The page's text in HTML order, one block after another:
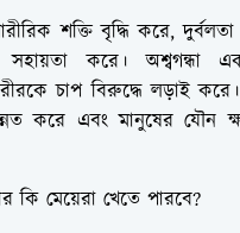
শক্তি বৃদ্ধি করে,
সহায়তা করে। অশ্বগন্ধা
চাপ বিরুদ্ধে লড়াই
করে এবং মানুষের যৌন
কি মেয়েরা খেতে পারবে?